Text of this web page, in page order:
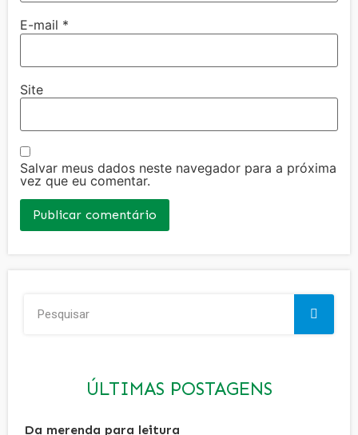
E-mail *
Site
Salvar meus dados neste navegador para a próxima
vez que eu comentar.
ÚLTIMAS POSTAGENS
Da merenda para leitura